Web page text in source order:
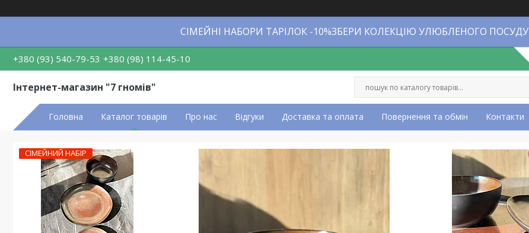
СІМЕЙНІ НАБОРИ ТАРІЛОК -10%ЗБЕРИ КОЛЕКЦІЮ УЛЮБЛЕНОГО ПОСУДУ
+380 (93) 540-79-53 +380 (98) 114-45-10
Інтернет-магазин "7 гномів"
Головна Каталог товарів Про нас Відгуки Доставка та оплата Повернення та обмін Контакти
СІМЕЙНИЙ НАБІР